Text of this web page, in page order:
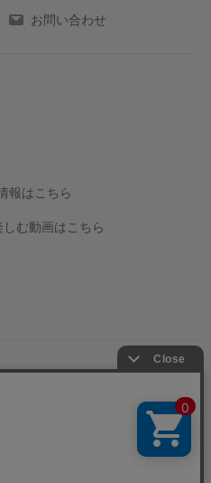
お問い合わせ
報はこちら
む動画はこちら